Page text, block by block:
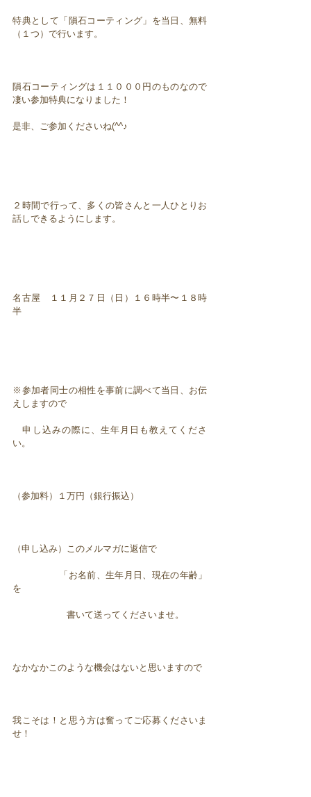
特典として「隕石コーティング」を当日、無料
（１つ）で行います。
隕石コーティングは１１０００円のものなので
凄い参加特典になりました！
是非、ご参加くださいね(^^♪
２時間で行って、多くの皆さんと一人ひとりお
話しできるようにします。
名古屋 １１月２７日（日）１６時半〜１８時
半
※参加者同士の相性を事前に調べて当日、お伝
えしますので
申し込みの際に、生年月日も教えてくださ
い。
（参加料）１万円（銀行振込）
（申し込み）このメルマガに返信で
「お名前、生年月日、現在の年齢」
を
書いて送ってくださいませ。
なかなかこのような機会はないと思いますので
我こそは！と思う方は奮ってご応募くださいま
せ！